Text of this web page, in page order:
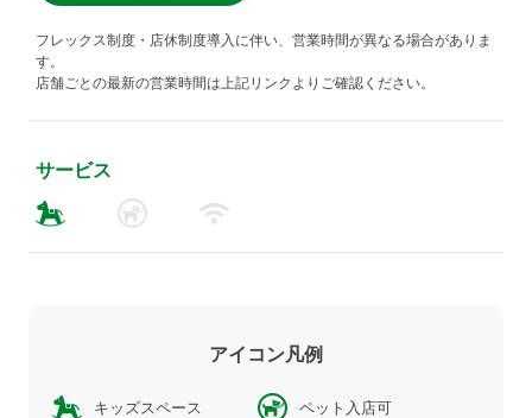
フレックス制度・店休制度導入に伴い、営業時間が異なる場合がありま
す。
店舗ごとの最新の営業時間は上記リンクよりご確認ください。
サービス
アイコン凡例
キッズスペース ペット入店可